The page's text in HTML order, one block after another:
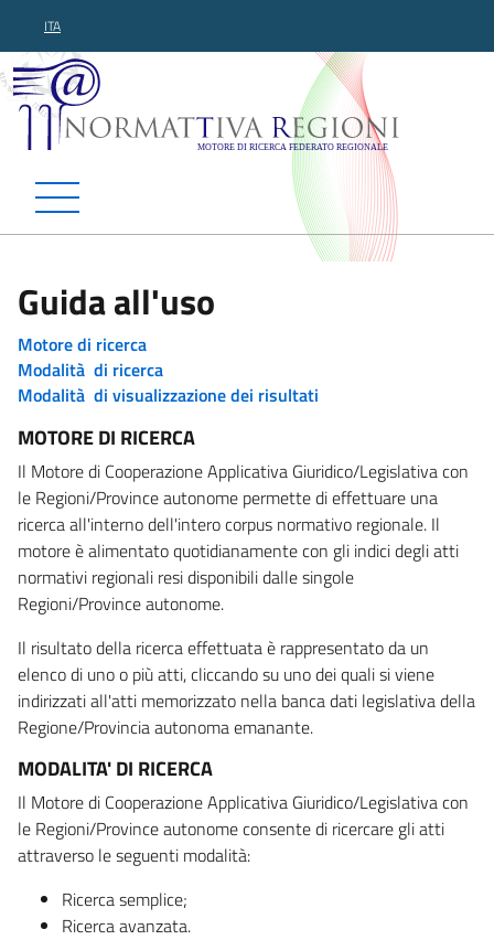
ITA
Normattiva Regioni -
Guida all'uso
Motore di ricerca
Modalità di ricerca
Modalità di visualizzazione dei risultati
MOTORE DI RICERCA
Il Motore di Cooperazione Applicativa Giuridico/Legislativa con
le Regioni/Province autonome permette di effettuare una
ricerca all'interno dell'intero corpus normativo regionale. Il
motore è alimentato quotidianamente con gli indici degli atti
normativi regionali resi disponibili dalle singole
Regioni/Province autonome.
Il risultato della ricerca effettuata è rappresentato da un
elenco di uno o più atti, cliccando su uno dei quali si viene
indirizzati all'atti memorizzato nella banca dati legislativa della
Regione/Provincia autonoma emanante.
MODALITA' DI RICERCA
Il Motore di Cooperazione Applicativa Giuridico/Legislativa con
le Regioni/Province autonome consente di ricercare gli atti
attraverso le seguenti modalità:
Ricerca semplice;
Ricerca avanzata.